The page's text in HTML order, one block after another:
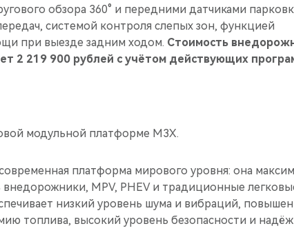
обзора 360° и передними датчиками
системой контроля слепых зон, функцией
при выезде задним ходом. Стоимость
2 219 900 рублей с учётом действующих
модульной платформе M3X.
платформа мирового уровня: она
внедорожники, MPV, PHEV и традиционные
низкий уровень шума и вибраций,
топлива, высокий уровень безопасности и